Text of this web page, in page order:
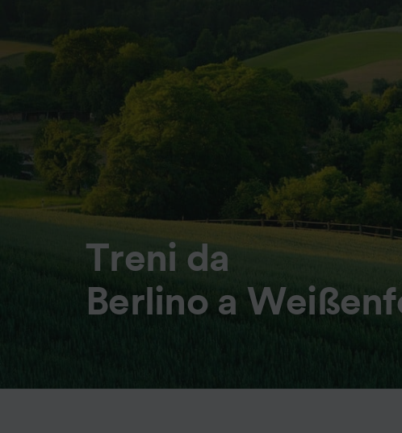
Treni da
Berlino a